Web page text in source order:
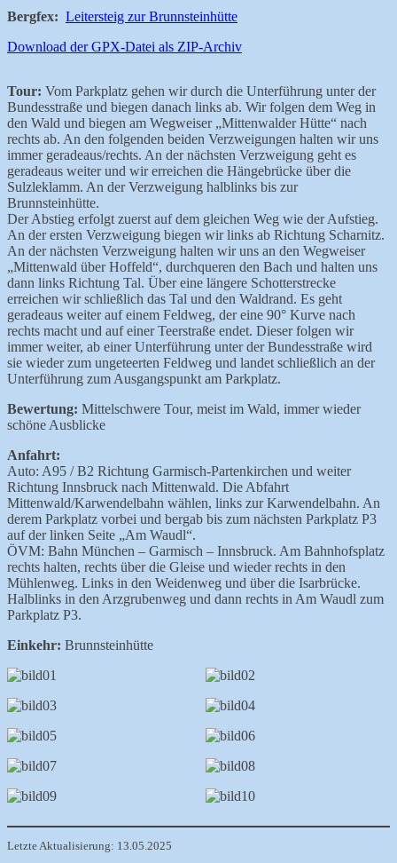
Bergfex: Leitersteig zur Brunnsteinhütte
Download der GPX-Datei als ZIP-Archiv
Tour: Vom Parkplatz gehen wir durch die Unterführung unter der
Bundesstraße und biegen danach links ab. Wir folgen dem Weg in
den Wald und biegen am Wegweiser „Mittenwalder Hütte“ nach
rechts ab. An den folgenden beiden Verzweigungen halten wir uns
immer geradeaus/rechts. An der nächsten Verzweigung geht es
geradeaus weiter und wir erreichen die Hängebrücke über die
Sulzleklamm. An der Verzweigung halblinks bis zur
Brunnsteinhütte.
Der Abstieg erfolgt zuerst auf dem gleichen Weg wie der Aufstieg.
An der ersten Verzweigung biegen wir links ab Richtung Scharnitz.
An der nächsten Verzweigung halten wir uns an den Wegweiser
„Mittenwald über Hoffeld“, durchqueren den Bach und halten uns
dann links Richtung Tal. Über eine längere Schotterstrecke
erreichen wir schließlich das Tal und den Waldrand. Es geht
geradeaus weiter auf einem Feldweg, der eine 90° Kurve nach
rechts macht und auf einer Teerstraße endet. Dieser folgen wir
immer weiter, ab einer Unterführung unter der Bundesstraße wird
sie wieder zum ungeteerten Feldweg und landet schließlich an der
Unterführung zum Ausgangspunkt am Parkplatz.
Bewertung: Mittelschwere Tour, meist im Wald, immer wieder
schöne Ausblicke
Anfahrt:
Auto: A95 / B2 Richtung Garmisch-Partenkirchen und weiter
Richtung Innsbruck nach Mittenwald. Die Abfahrt
Mittenwald/Karwendelbahn wählen, links zur Karwendelbahn. An
derem Parkplatz vorbei und bergab bis zum nächsten Parkplatz P3
auf der linken Seite „Am Waudl“.
ÖVM: Bahn München – Garmisch – Innsbruck. Am Bahnhofsplatz
rechts halten, rechts über die Gleise und wieder rechts in den
Mühlenweg. Links in den Weidenweg und über die Isarbrücke.
Halblinks in den Arzgrubenweg und dann rechts in Am Waudl zum
Parkplatz P3.
Einkehr: Brunnsteinhütte
Letzte Aktualisierung: 13.05.2025